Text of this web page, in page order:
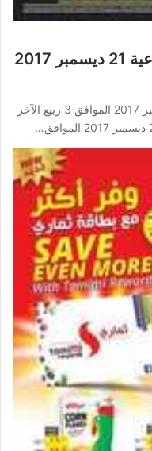
عروض التميمي الدمام الأسبوعية 21 ديسمبر 2017
عروض التميمي الدمام الأسبوعية 21 ديسمبر 2017 الموافق 3 ربيع الآخر